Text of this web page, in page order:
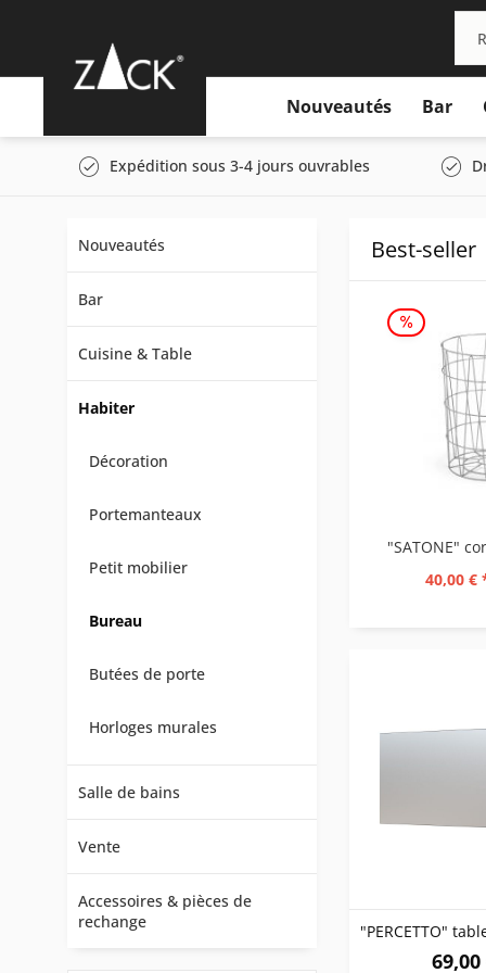
Nouveautés Bar
Expédition sous 3-4 jours ouvrables
Nouveautés
Bar
Cuisine & Table
Habiter
Décoration
Portemanteaux
Petit mobilier
Bureau
Butées de porte
Horloges murales
Salle de bains
Vente
Accessoires & pièces de
rechange
Best-seller
40,00 €